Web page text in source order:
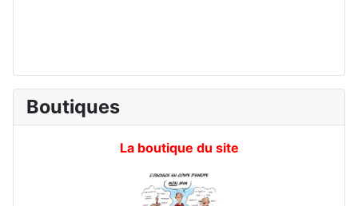
Boutiques
La boutique du site